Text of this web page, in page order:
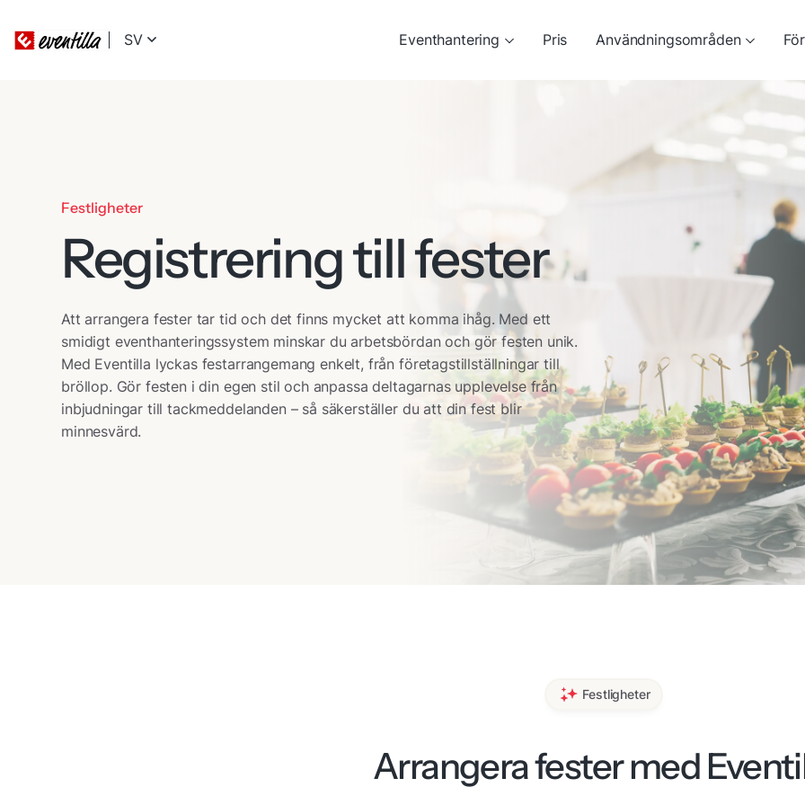
SV Eventhantering Pris Användningsområden
Festligheter
Registrering till fester
Att arrangera fester tar tid och det finns mycket att komma ihåg. Med ett
smidigt eventhanteringssystem minskar du arbetsbördan och gör festen unik.
Med Eventilla lyckas festarrangemang enkelt, från företagstillställningar till
bröllop. Gör festen i din egen stil och anpassa deltagarnas upplevelse från
inbjudningar till tackmeddelanden – så säkerställer du att din fest blir
minnesvärd.
Festligheter
Arrangera fester med